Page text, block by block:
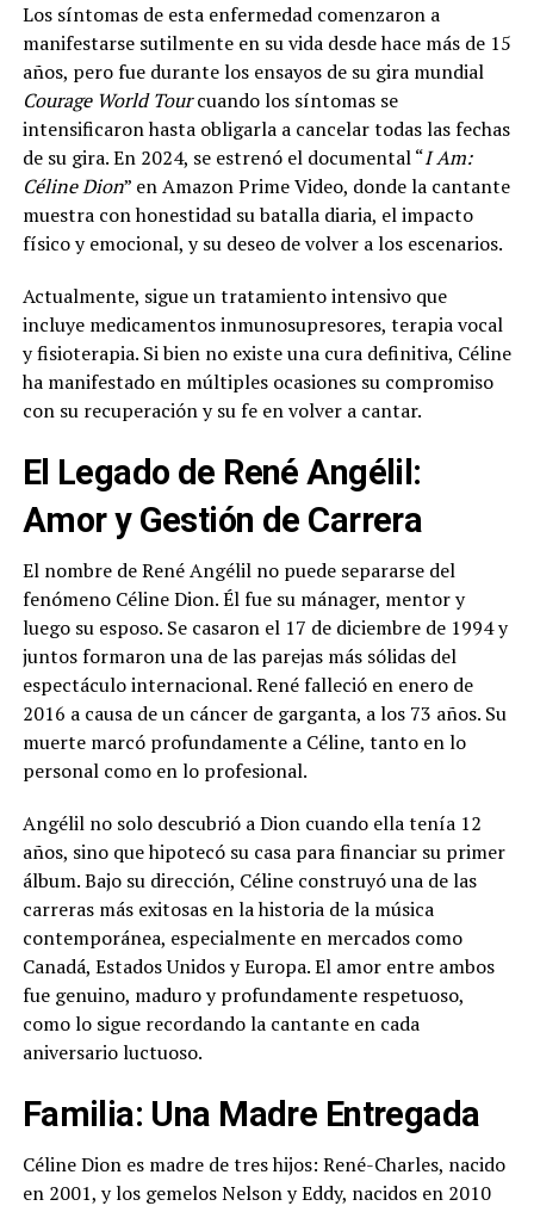
Los síntomas de esta enfermedad comenzaron a
manifestarse sutilmente en su vida desde hace más de 15
años, pero fue durante los ensayos de su gira mundial
Courage World Tourcuando los síntomas se
intensificaron hasta obligarla a cancelar todas las fechas
de su gira. En 2024, se estrenó el documental “I Am:
Céline Dion” en Amazon Prime Video, donde la cantante
muestra con honestidad su batalla diaria, el impacto
físico y emocional, y su deseo de volver a los escenarios.
Actualmente, sigue un tratamiento intensivo que
incluye medicamentos inmunosupresores, terapia vocal
y fisioterapia. Si bien no existe una cura definitiva, Céline
ha manifestado en múltiples ocasiones su compromiso
con su recuperación y su fe en volver a cantar.
El Legado de René Angélil:
Amor y Gestión de Carrera
El nombre de René Angélil no puede separarse del
fenómeno Céline Dion. Él fue su mánager, mentor y
luego su esposo. Se casaron el 17 de diciembre de 1994 y
juntos formaron una de las parejas más sólidas del
espectáculo internacional. René falleció en enero de
2016 a causa de un cáncer de garganta, a los 73 años. Su
muerte marcó profundamente a Céline, tanto en lo
personal como en lo profesional.
Angélil no solo descubrió a Dion cuando ella tenía 12
años, sino que hipotecó su casa para financiar su primer
álbum. Bajo su dirección, Céline construyó una de las
carreras más exitosas en la historia de la música
contemporánea, especialmente en mercados como
Canadá, Estados Unidos y Europa. El amor entre ambos
fue genuino, maduro y profundamente respetuoso,
como lo sigue recordando la cantante en cada
aniversario luctuoso.
Familia: Una Madre Entregada
Céline Dion es madre de tres hijos: René-Charles, nacido
en 2001, y los gemelos Nelson y Eddy, nacidos en 2010